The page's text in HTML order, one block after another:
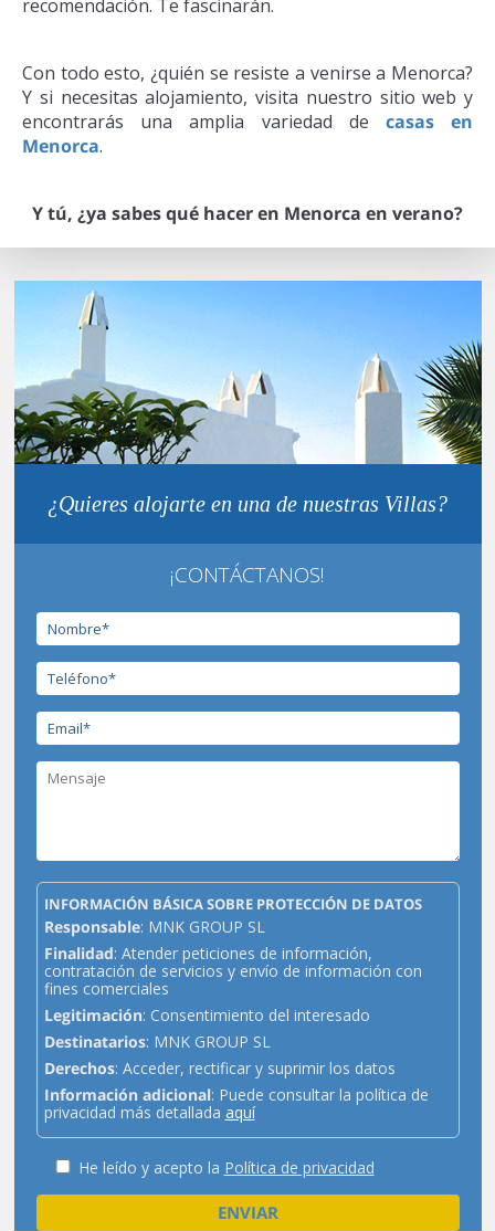
recomendación. Te fascinarán.
Con todo esto, ¿quién se resiste a venirse a Menorca?
Y si necesitas alojamiento, visita nuestro sitio web y
encontrarás una amplia variedad de casas en
Menorca.
Y tú, ¿ya sabes qué hacer en Menorca en verano?
¿Quieres alojarte en una de nuestras Villas?
¡CONTÁCTANOS!
INFORMACIÓN BÁSICA SOBRE PROTECCIÓN DE DATOS
Responsable: MNK GROUP SL
Finalidad: Atender peticiones de información,
contratación de servicios y envío de información con
fines comerciales
Legitimación: Consentimiento del interesado
Destinatarios: MNK GROUP SL
Derechos: Acceder, rectificar y suprimir los datos
Información adicional: Puede consultar la política de
privacidad más detallada aquí
He leído y acepto la Política de privacidad